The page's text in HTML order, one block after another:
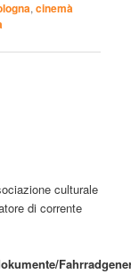
,cinemà
culturale
di corrente